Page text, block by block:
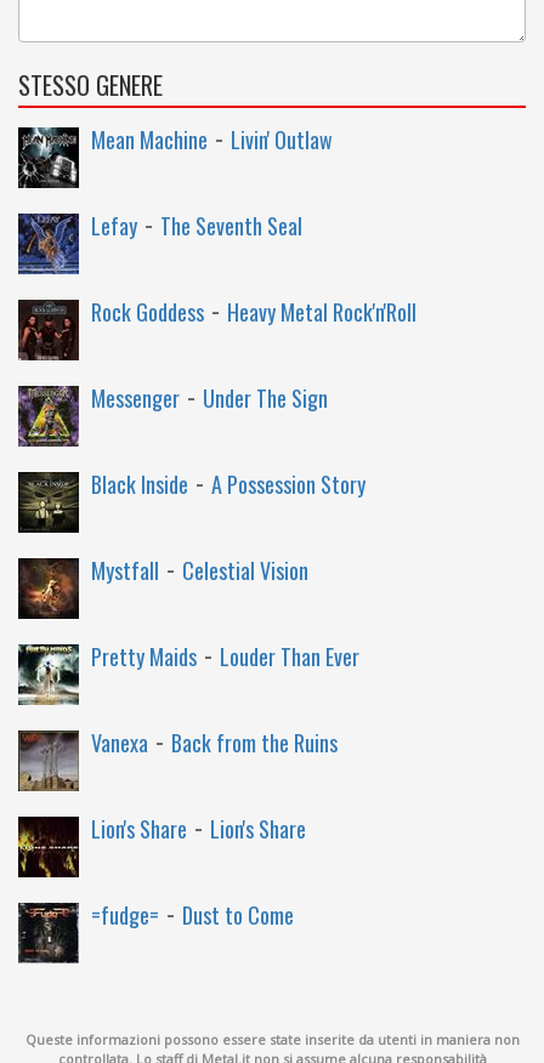
STESSO GENERE
Mean Machine - Livin' Outlaw
Lefay - The Seventh Seal
Rock Goddess - Heavy Metal Rock'n'Roll
Messenger - Under The Sign
Black Inside - A Possession Story
Mystfall - Celestial Vision
Pretty Maids - Louder Than Ever
Vanexa - Back from the Ruins
Lion's Share - Lion's Share
=fudge= - Dust to Come
Queste informazioni possono essere state inserite da utenti in maniera non
controllata. Lo staff di Metal.it non si assume alcuna responsabilità